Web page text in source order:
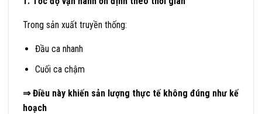
Trong sản xuất truyền thống:
Đầu ca nhanh
Cuối ca chậm
⇒ Điều này khiến sản lượng thực tế không đúng như kế
hoạch